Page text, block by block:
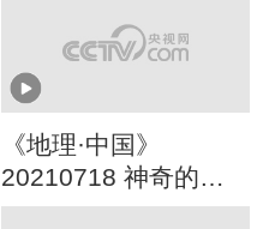
《地理·中国》
20210718 神奇的洞
穴·天籁的回响 下